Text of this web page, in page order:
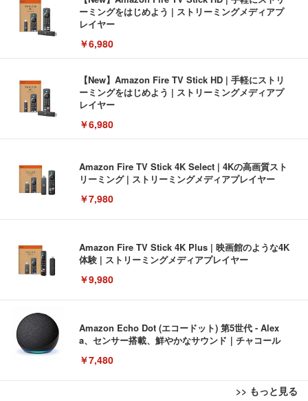
ーミングをはじめよう | ストリーミングメディアプ
レイヤー
￥6,980
【New】Amazon Fire TV Stick HD | 手軽にストリ
ーミングをはじめよう | ストリーミングメディアプ
レイヤー
￥6,980
Amazon Fire TV Stick 4K Select | 4Kの高画質スト
リーミング | ストリーミングメディアプレイヤー
￥7,980
Amazon Fire TV Stick 4K Plus | 映画館のような4K
体験 | ストリーミングメディアプレイヤー
￥9,980
Amazon Echo Dot (エコードット) 第5世代 - Alex
a、センサー搭載、鮮やかなサウンド｜チャコール
￥7,480
>> もっと見る